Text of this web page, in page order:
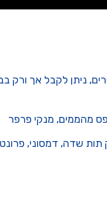
ניתן לקבל אך ורק
מהממים, מנקי פרפר
תות שדה, דמסוני,